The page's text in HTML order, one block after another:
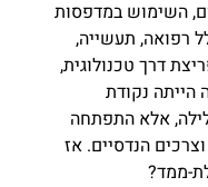
השימוש במדפסות
רפואה, תעשייה,
דרך טכנולוגית,
נקודת
אלא התפתחה
הנדסיים. אז
ממד?